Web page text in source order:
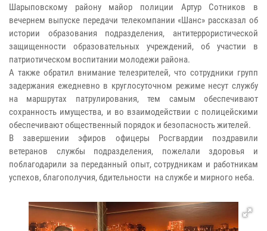
Шарыповскому району майор полиции Артур Сотников в
вечернем выпуске передачи телекомпании «Шанс» рассказал об
истории образования подразделения, антитеррористической
защищенности образовательных учреждений, об участии в
патриотическом воспитании молодежи района.
А также обратил внимание телезрителей, что сотрудники групп
задержания ежедневно в круглосуточном режиме несут службу
на маршрутах патрулирования, тем самым обеспечивают
сохранность имущества, и во взаимодействии с полицейскими
обеспечивают общественный порядок и безопасность жителей.
В завершении эфиров офицеры Росгвардии поздравили
ветеранов службы подразделения, пожелали здоровья и
поблагодарили за переданный опыт, сотрудникам и работникам
успехов, благополучия, бдительности на службе и мирного неба.